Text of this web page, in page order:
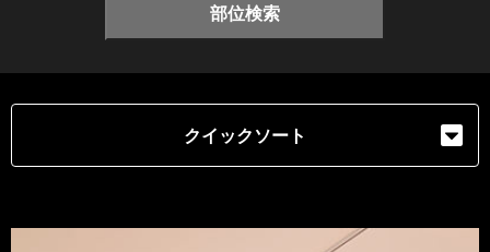
部位検索
クイックソート